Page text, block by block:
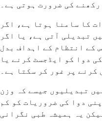
کی ضرورت ہوتی ہے۔
کا سامنا ہوتا ہے، اگر
تبدیلی آتی ہے، یا اگر
کے انتظام کے اہداف بدل
دوا کو ایڈجسٹ کرنے یا
کرنے پر غور کر سکتا ہے۔
تبدیلیوں جیسے کہ وزن
دوا کی ضروریات کو کم
یہ ہمیشہ طبی نگرانی